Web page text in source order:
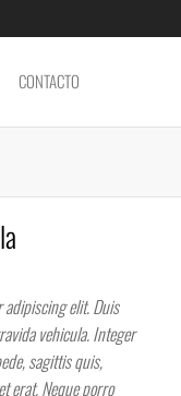
CONTACTO
adipiscing elit. Duis
vehicula. Integer
sagittis quis,
erat. Neque porro